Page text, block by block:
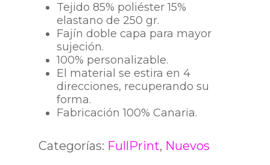
Tejido 85% poliéster 15%
elastano de 250 gr.
Fajín doble capa para mayor
sujeción.
100% personalizable.
El material se estira en 4
direcciones, recuperando su
forma.
Fabricación 100% Canaria.
Categorías: FullPrint, Nuevos